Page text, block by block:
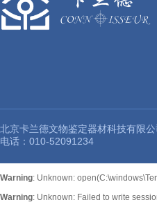
北京卡兰德文物鉴定器材科技有限
电话：010-52091234
Warning: Unknown:
Warning: Unknown: Failed to write